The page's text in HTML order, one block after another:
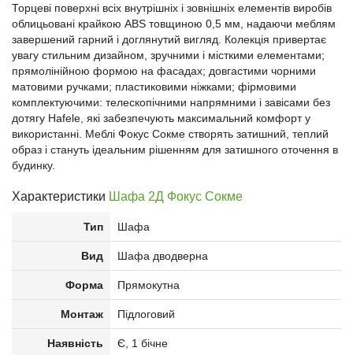
Торцеві поверхні всіх внутрішніх і зовнішніх елементів виробів
облицьовані крайкою ABS товщиною 0,5 мм, надаючи меблям
завершений гарний і доглянутий вигляд. Колекція привертає
увагу стильним дизайном, зручними і місткими елементами;
прямолінійною формою на фасадах; довгастими чорними
матовими ручками; пластиковими ніжками; фірмовими
комплектуючими: телескопічними напрямними і завісами без
дотягу Hafele, які забезпечують максимальний комфорт у
використанні. Меблі Фокус Сокме створять затишний, теплий
образ і стануть ідеальним рішенням для затишного оточення в
будинку.
Характеристики Шафа 2Д Фокус Сокме
Тип Шафа
Вид Шафа дводверна
Форма Прямокутна
Монтаж Підлоговий
Наявність
Є, 1 бічне